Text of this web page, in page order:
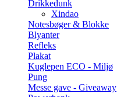
Drikkedunk
Xindao
Notesbøger & Blokke
Blyanter
Refleks
Plakat
Kuglepen ECO - Miljø
Pung
Messe gave - Giveaway